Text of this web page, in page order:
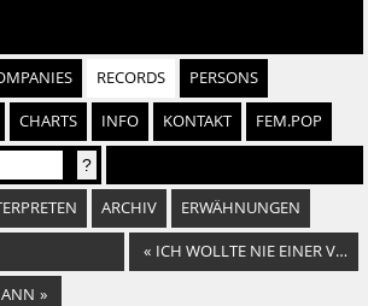
RECORDS PERSONS
CHARTS INFO KONTAKT FEM.POP
ARCHIV ERWÄHNUNGEN
« ICH WOLLTE NIE EINER VON DENEN SEIN
»